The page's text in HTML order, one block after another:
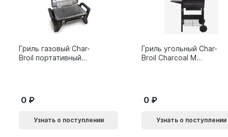
Гриль газовый Char-
Broil портативный
0
Узнать о поступлении
Гриль угольный Char-
Broil Charcoal M
0
Узнать о поступлении